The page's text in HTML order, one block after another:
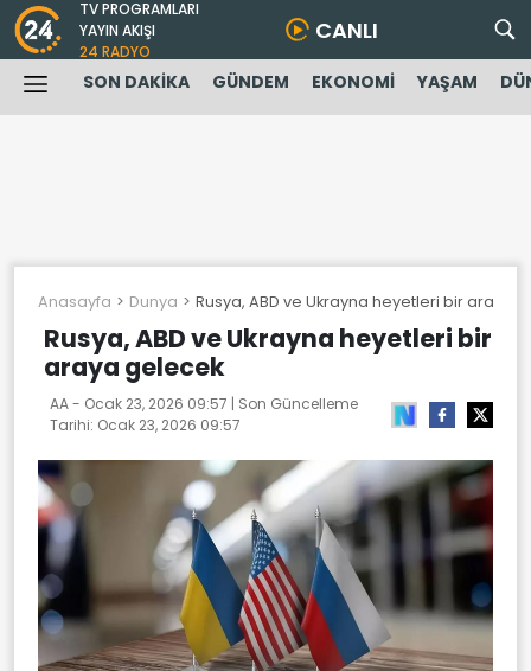
TV PROGRAMLARI
YAYIN AKIŞI
24 RADYO
CANLI
SON DAKİKA GÜNDEM EKONOMİ YAŞAM
Anasayfa Dunya Rusya, ABD ve Ukrayna heyetleri bir araya
Rusya, ABD ve Ukrayna heyetleri bir
araya gelecek
AA - Ocak 23, 2026 09:57 | Son Güncelleme
Tarihi: Ocak 23, 2026 09:57